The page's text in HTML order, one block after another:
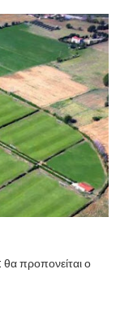
θα προπονείται ο